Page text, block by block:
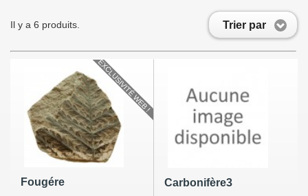
Trier par
Il y a 6 produits.
Fougére
EXCLUSIVITÉ WEB !
Carbonifère3